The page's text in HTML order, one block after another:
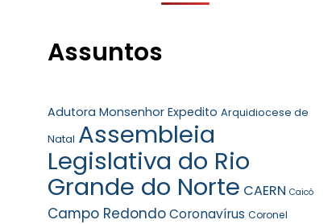
Assuntos
Adutora Monsenhor Expedito Arquidiocese de
Natal Assembleia
Legislativa do Rio
Grande do Norte CAERN Caicó
Campo Redondo Coronavírus Coronel